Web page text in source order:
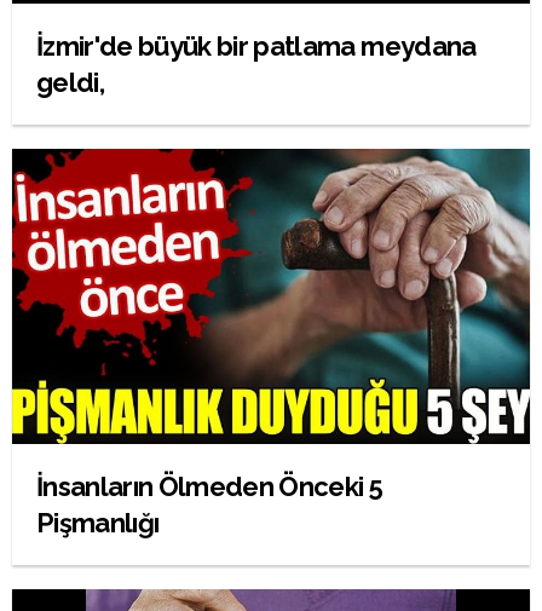
İzmir'de büyük bir patlama meydana
geldi,
İnsanların Ölmeden Önceki 5
Pişmanlığı